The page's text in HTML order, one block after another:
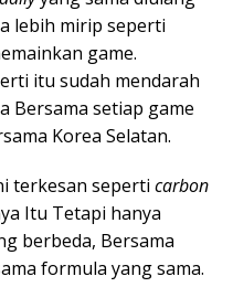
lebih mirip seperti
game.
itu sudah mendarah
Bersama setiap game
Korea Selatan.
terkesan seperti carbon
Itu Tetapi hanya
berbeda, Bersama
formula yang sama.